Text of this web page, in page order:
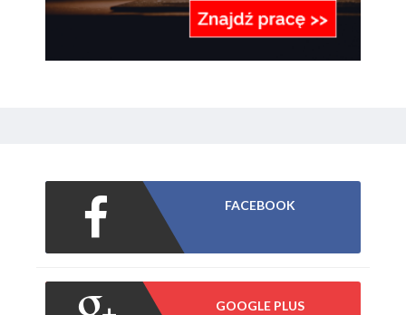
FACEBOOK
GOOGLE PLUS